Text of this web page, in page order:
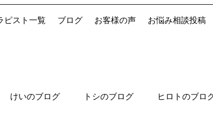
ピスト一覧 ブログ お客様の声 お悩み相談投稿
けいのブログ トシのブログ ヒロトのブロ